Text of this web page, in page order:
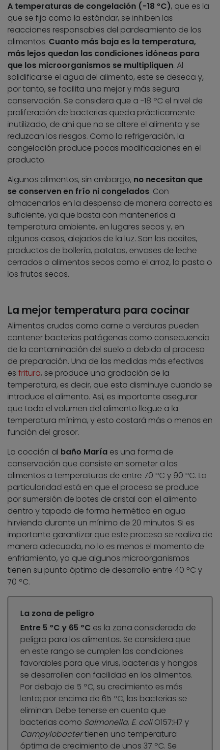
A temperaturas de congelación (-18 ºC), que es la
que se fija como la estándar, se inhiben las
reacciones responsables del pardeamiento de los
alimentos. Cuanto más baja es la temperatura,
más lejos quedan las condiciones idóneas para
que los microorganismos se multipliquen. Al
solidificarse el agua del alimento, este se deseca y,
por tanto, se facilita una mejor y más segura
conservación. Se considera que a -18 ºC el nivel de
proliferación de bacterias queda prácticamente
inutilizado, de ahí que no se altere el alimento y se
reduzcan los riesgos. Como la refrigeración, la
congelación produce pocas modificaciones en el
producto.
Algunos alimentos, sin embargo, no necesitan que
se conserven en frío ni congelados. Con
almacenarlos en la despensa de manera correcta es
suficiente, ya que basta con mantenerlos a
temperatura ambiente, en lugares secos y, en
algunos casos, alejados de la luz. Son los aceites,
productos de bollería, patatas, envases de leche
cerrados o alimentos secos como el arroz, la pasta o
los frutos secos.
La mejor temperatura para cocinar
Alimentos crudos como carne o verduras pueden
contener bacterias patógenas como consecuencia
de la contaminación del suelo o debido al proceso
de preparación. Una de las medidas más efectivas
es fritura, se produce una gradación de la
temperatura, es decir, que esta disminuye cuando se
introduce el alimento. Así, es importante asegurar
que todo el volumen del alimento llegue a la
temperatura mínima, y esto costará más o menos en
función del grosor.
La cocción al baño María es una forma de
conservación que consiste en someter a los
alimentos a temperaturas de entre 70 ºC y 90 ºC. La
particularidad está en que el proceso se produce
por sumersión de botes de cristal con el alimento
dentro y tapado de forma hermética en agua
hirviendo durante un mínimo de 20 minutos. Si es
importante garantizar que este proceso se realiza de
manera adecuada, no lo es menos el momento de
enfriamiento, ya que algunos microorganismos
tienen su punto óptimo de desarrollo entre 40 ºC y
70 ºC.
La zona de peligro
Entre 5 ºC y 65 ºC es la zona considerada de
peligro para los alimentos. Se considera que
en este rango se cumplen las condiciones
favorables para que virus, bacterias y hongos
se desarrollen con facilidad en los alimentos.
Por debajo de 5 ºC, su crecimiento es más
lento; por encima de 65 ºC, las bacterias se
eliminan. Debe tenerse en cuenta que
bacterias como Salmonella, E. coliO157:H7 y
Campylobactertienen una temperatura
óptima de crecimiento de unos 37 ºC. Se